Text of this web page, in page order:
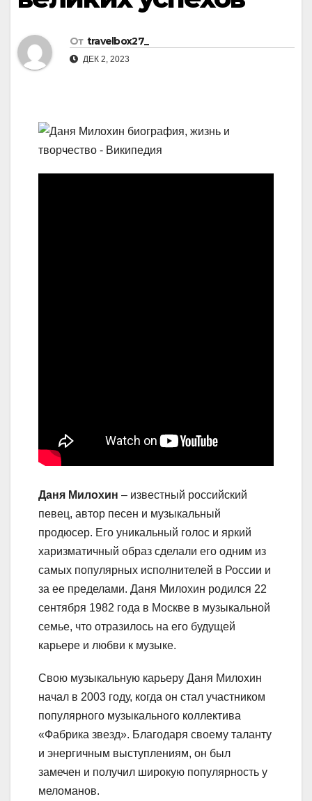
От travelbox27_
ДЕК 2, 2023
Даня Милохин – известный российский
певец, автор песен и музыкальный
продюсер. Его уникальный голос и яркий
харизматичный образ сделали его одним из
самых популярных исполнителей в России и
за ее пределами. Даня Милохин родился 22
сентября 1982 года в Москве в музыкальной
семье, что отразилось на его будущей
карьере и любви к музыке.
Свою музыкальную карьеру Даня Милохин
начал в 2003 году, когда он стал участником
популярного музыкального коллектива
«Фабрика звезд». Благодаря своему таланту
и энергичным выступлениям, он был
замечен и получил широкую популярность у
меломанов.